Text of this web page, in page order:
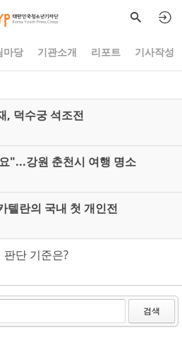
마당 기관소개 리포트 기사작성
, 덕수궁 석조전
"...강원 춘천시 여행 명소
텔란의 국내 첫 개인전
판단 기준은?
검색
치북5